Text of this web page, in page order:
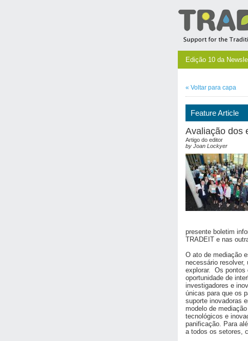
Edição 10 da
« Voltar para capa
Feature Article
Avaliação dos
Artigo do editor
by Joan Lockyer
presente boletim
TRADEIT e nas
O ato de mediação
necessário resolver,
explorar. Os pontos
oportunidade de
investigadores e
únicas para que os
suporte inovadoras
modelo de
tecnológicos e
panificação. Para
a todos os setores,